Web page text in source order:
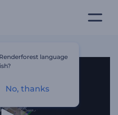
language
No, thanks